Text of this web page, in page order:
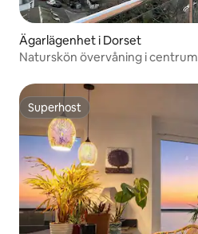
Ägarlägenhet i Dorset
Naturskön övervåning i
Superhost
Superhost